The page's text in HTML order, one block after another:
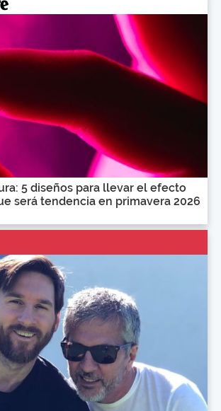
5 diseños para llevar el efecto
será tendencia en primavera 2026